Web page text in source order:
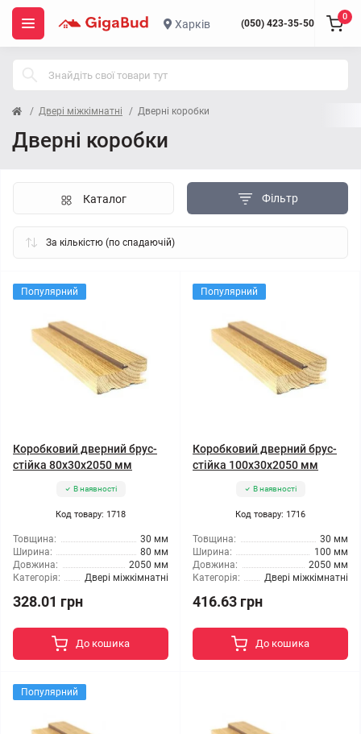
Харків (050) 423-35-50
0
Двері міжкімнатні Дверні коробки
Дверні коробки
Фільтр
Каталог
Популярний
Коробковий дверний брус-
стійка 80x30x2050 мм
В наявності
Код товару: 1718
Товщина:
30 мм
Ширина:
80 мм
Довжина:
2050 мм
Категорія:
Двері міжкімнатні
328.01 грн
До кошика
Популярний
Коробковий дверний брус-
стійка 100x30x2050 мм
В наявності
Код товару: 1716
Товщина:
30 мм
Ширина:
100 мм
Довжина:
2050 мм
Категорія:
Двері міжкімнатні
416.63 грн
До кошика
Популярний